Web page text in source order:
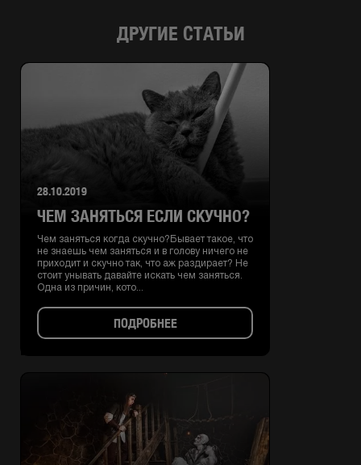
ДРУГИЕ СТАТЬИ
ЧЕМ ЗАНЯТЬСЯ ЕСЛИ СКУЧНО?
Чем заняться когда скучно?Бывает такое, что
не знаешь чем заняться и в голову ничего не
приходит и скучно так, что аж раздирает? Не
стоит унывать давайте искать чем заняться.
Одна из причин, кото...
28.10.2019
ПОДРОБНЕЕ